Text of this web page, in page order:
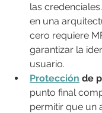
las
en una
cero requiere
garantizar la
usuario.
Protección de
punto final
permitir que un